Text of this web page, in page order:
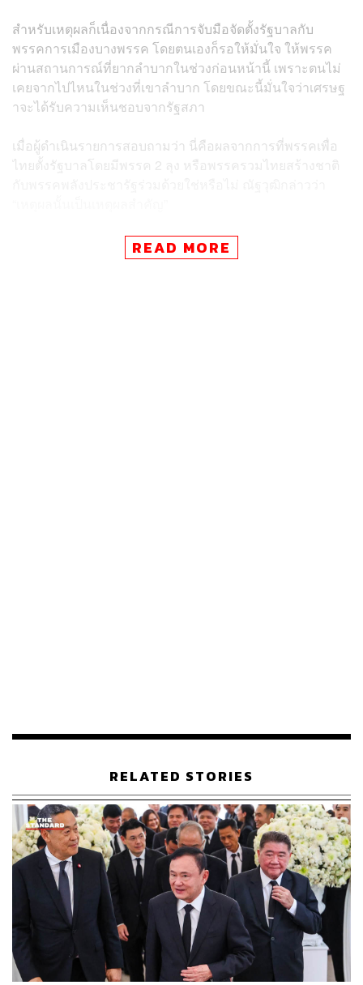
สำหรับเหตุผลก็เนื่องจากกรณีการจับมือจัดตั้งรัฐบาลกับ
พรรคการเมืองบางพรรค โดยตนเองก็รอให้มั่นใจ ให้พรรค
ผ่านสถานการณ์ที่ยากลำบากในช่วงก่อนหน้านี้ เพราะตนไม่
เคยจากไปไหนในช่วงที่เขาลำบาก โดยขณะนี้มั่นใจว่าเศรษฐ
าจะได้รับความเห็นชอบจากรัฐสภา
เมื่อผู้ดำเนินรายการสอบถามว่า นี่คือผลจากการที่พรรคเพื่อ
ไทยตั้งรัฐบาลโดยมีพรรค 2 ลุง หรือพรรครวมไทยสร้างชาติ
“การตัดสินใจยุติบทบาทผู้อำนวยการครอบครัวเพื่อไทย
สำหรับผมมันเป็นเรื่องมีรอยในใจผมนะครับ ที่นี่บ้านผม ผม
READ MORE
RELATED STORIES